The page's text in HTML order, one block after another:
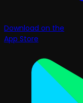
Download on the
App Store